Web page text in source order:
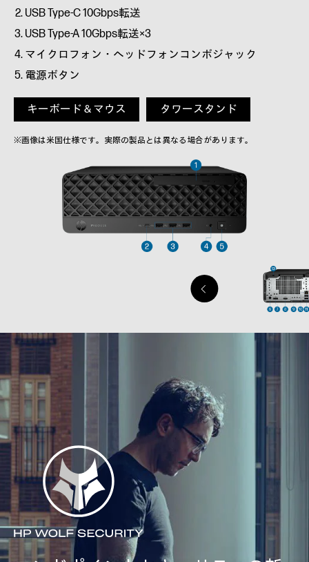
USB Type-C 10Gbps転送
USB Type-A 10Gbps転送×3
マイクロフォン・ヘッドフォンコンボジャック
電源ボタン
キーボード＆マウス タワースタンド
※画像は米国仕様です。実際の製品とは異なる場合があります。